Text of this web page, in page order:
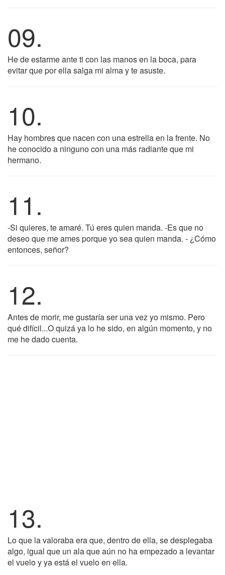
09.
He de estarme ante ti con las manos en la boca, para
evitar que por ella salga mi alma y te asuste.
10.
Hay hombres que nacen con una estrella en la frente. No
he conocido a ninguno con una más radiante que mi
hermano.
11.
-Si quieres, te amaré. Tú eres quien manda. -Es que no
deseo que me ames porque yo sea quien manda. - ¿Cómo
entonces, señor?
12.
Antes de morir, me gustaría ser una vez yo mismo. Pero
qué difícil...O quizá ya lo he sido, en algún momento, y no
me he dado cuenta.
13.
Lo que la valoraba era que, dentro de ella, se desplegaba
algo, igual que un ala que aún no ha empezado a levantar
el vuelo y ya está el vuelo en ella.